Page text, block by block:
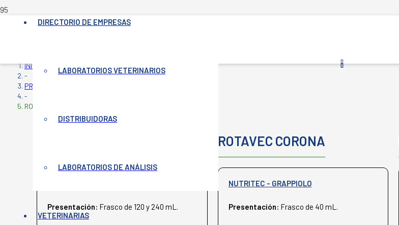
DIRECTORIO DE EMPRESAS
LABORATORIOS VETERINARIOS
DISTRIBUIDORAS
LABORATORIOS DE ANÁLISIS
VETERINARIAS
INICIO
-
PRODUCTOS VETERINARIOS
-
ROTATEC J5
Presentación: Frasco de 120 y 240 mL.
ROTAVEC CORONA
NUTRITEC - GRAPPIOLO
Presentación: Frasco de 40 mL.